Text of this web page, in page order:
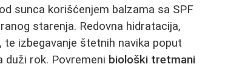
sunca korišćenjem balzama sa SPF
starenja. Redovna hidratacija,
izbegavanje štetnih navika poput
duži rok. Povremeni biološki tretmani